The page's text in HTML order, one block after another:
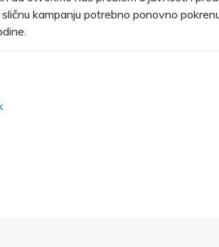
kampanju potrebno ponovno